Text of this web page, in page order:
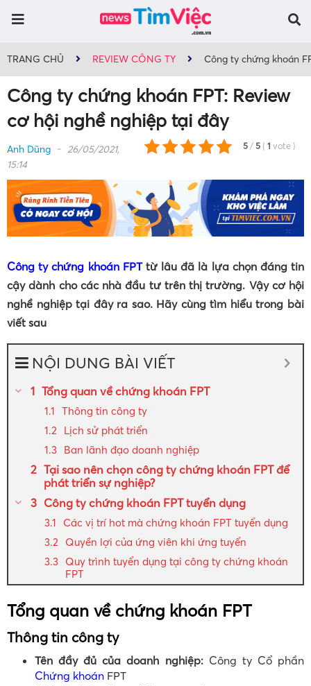
TRANG CHỦ REVIEW CÔNG TY Công ty chứng khoán
Công ty chứng khoán FPT: Review
cơ hội nghề nghiệp tại đây
5 / 5 ( 1 vote )
Anh Dũng
26/05/2021,
15:14
Công ty chứng khoán FPTtừ lâu đã là lựa chọn đáng tin
cậy dành cho các nhà đầu tư trên thị trường. Vậy cơ hội
nghề nghiệp tại đây ra sao. Hãy cùng tìm hiểu trong bài
viết sau
NỘI DUNG BÀI VIẾT
Tổng quan về chứng khoán FPT
Thông tin công ty
Lịch sử phát triển
Ban lãnh đạo doanh nghiệp
Tại sao nên chọn công ty chứng khoán FPT để
phát triển sự nghiệp?
Công ty chứng khoán FPT tuyển dụng
Các vị trí hot mà chứng khoán FPT tuyển dụng
Quyền lợi của ứng viên khi ứng tuyển
Quy trình tuyển dụng tại công ty chứng khoán
FPT
Tổng quan về chứng khoán FPT
Thông tin công ty
Tên đầy đủ của doanh nghiệp:Công ty Cổ phần
Chứng khoán FPT